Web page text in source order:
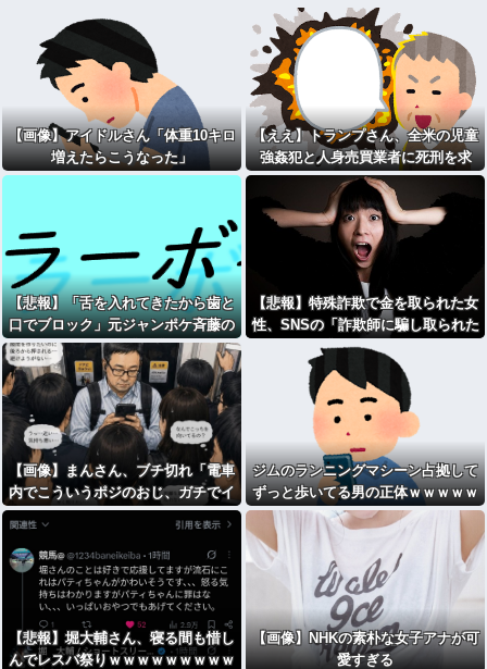
【画像】アイドルさん「体重10キロ
増えたらこうなった」
【ええ】トランプさん、全米の児童
強姦犯と人身売買業者に死刑を求
刑！！
【悲報】「舌を入れてきたから歯と
口でブロック」元ジャンポケ斉藤の
不同意性交公判
【悲報】特殊詐欺で金を取られた女
性、SNSの「詐欺師に騙し取られた
お金、取り戻せます」」に釣られさ
らに240万円失うｗｗｗｗ
【画像】まんさん、ブチ切れ「電車
内でこういうポジのおじ、ガチでイ
ラネ」→
ジムのランニングマシーン占拠して
ずっと歩いてる男の正体ｗｗｗｗｗ
ｗｗｗｗｗｗｗｗｗ
【悲報】堀大輔さん、寝る間も惜し
んでレスバ祭りｗｗｗｗｗｗｗｗｗ
【画像】NHKの素朴な女子アナが可
愛すぎる